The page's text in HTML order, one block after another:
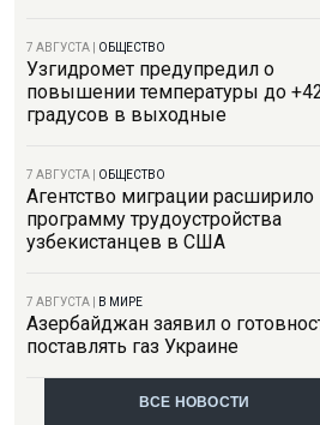
7 АВГУСТА ОБЩЕСТВО
Узгидромет предупредил о
повышении температуры до
градусов в выходные
7 АВГУСТА ОБЩЕСТВО
Агентство миграции расширило
программу трудоустройства
узбекистанцев в США
7 АВГУСТА В МИРЕ
Азербайджан заявил о
поставлять газ Украине
ВСЕ НОВОСТИ